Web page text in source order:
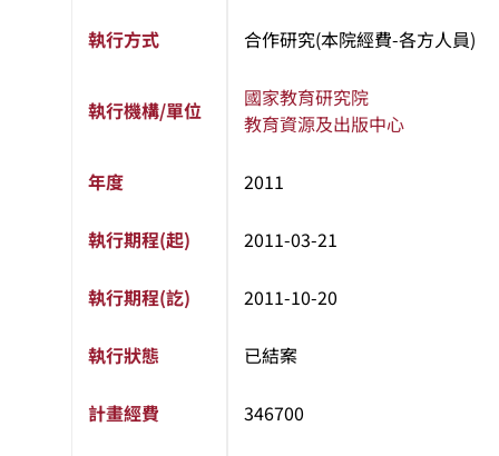
執行方式 合作研究(本院經費-各方人員)
執行機構/單位
國家教育研究院
教育資源及出版中心
年度 2011
執行期程(起) 2011-03-21
執行期程(訖) 2011-10-20
執行狀態 已結案
計畫經費 346700